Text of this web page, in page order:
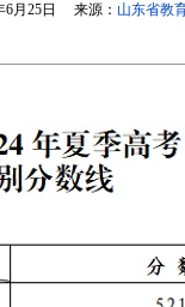
月25日 来源： 山东省教